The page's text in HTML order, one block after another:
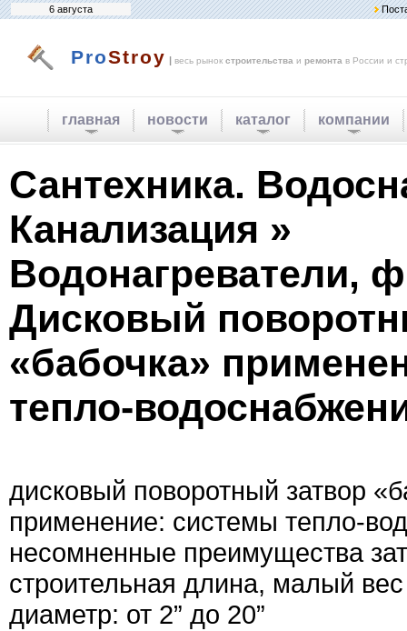
6 августа
ProStroy | весь рынок строительства и ремонта в России и
главная новости каталог компании
Сантехника.
Канализация »
Водонагреватели,
Дисковый
«бабочка»
тепло-
дисковый поворотный затвор
применение: системы тепло-
несомненные преимущества
строительная длина, малый
диаметр: от 2” до 20”